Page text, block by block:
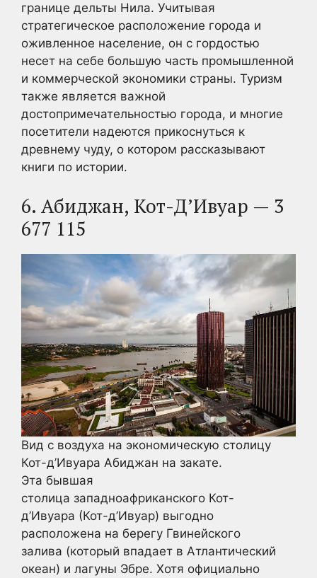
границе дельты Нила. Учитывая
стратегическое расположение города и
оживленное население, он с гордостью
несет на себе большую часть промышленной
и коммерческой экономики страны. Туризм
также является важной
достопримечательностью города, и многие
посетители надеются прикоснуться к
древнему чуду, о котором рассказывают
книги по истории.
6. Абиджан, Кот-Д’Ивуар — 3
677 115
Вид с воздуха на экономическую столицу
Кот-д’Ивуара Абиджан на закате.
Эта бывшая
столица западноафриканского Кот-
д’Ивуара (Кот-д’Ивуар) выгодно
расположена на берегу Гвинейского
залива (который впадает в Атлантический
океан) и лагуны Эбре. Хотя официально